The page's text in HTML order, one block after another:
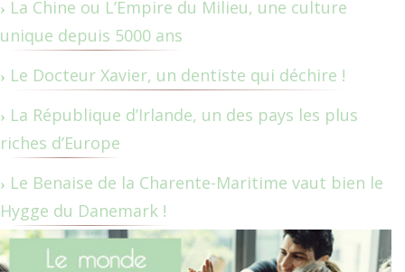
La Chine ou L’Empire du Milieu, une culture
unique depuis 5000 ans
Le Docteur Xavier, un dentiste qui déchire !
La République d’Irlande, un des pays les plus
riches d’Europe
Le Benaise de la Charente-Maritime vaut bien le
Hygge du Danemark !